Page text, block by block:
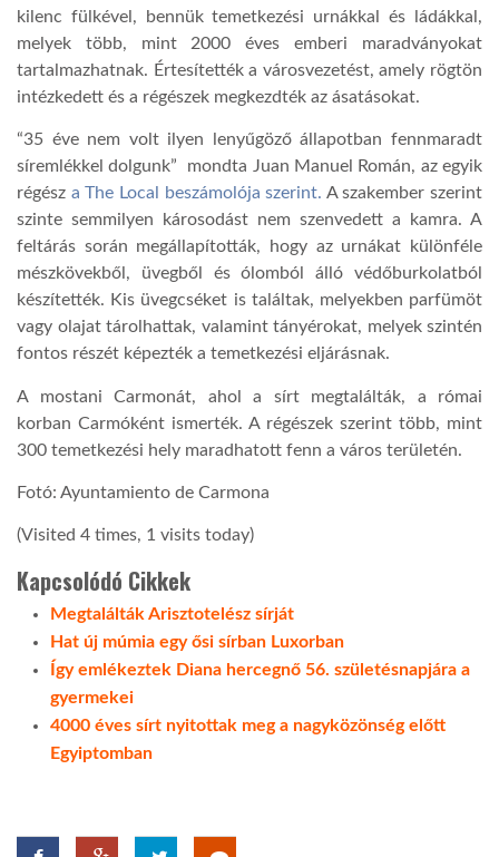
A NAP SZÉPE
LINKTR.EE
GLOBOZSARU
LATIMO.HU
GLOBOBOOK
kilenc fülkével, bennük temetkezési urnákkal és ládákkal,
melyek több, mint 2000 éves emberi maradványokat
tartalmazhatnak. Értesítették a városvezetést, amely rögtön
intézkedett és a régészek megkezdték az ásatásokat.
“35 éve nem volt ilyen lenyűgöző állapotban fennmaradt
síremlékkel dolgunk” mondta Juan Manuel Román, az egyik
régész a The Local beszámolója szerint. A szakember szerint
szinte semmilyen károsodást nem szenvedett a kamra. A
feltárás során megállapították, hogy az urnákat különféle
mészkövekből, üvegből és ólomból álló védőburkolatból
készítették. Kis üvegcséket is találtak, melyekben parfümöt
vagy olajat tárolhattak, valamint tányérokat, melyek szintén
fontos részét képezték a temetkezési eljárásnak.
A mostani Carmonát, ahol a sírt megtalálták, a római
korban Carmóként ismerték. A régészek szerint több, mint
300 temetkezési hely maradhatott fenn a város területén.
Fotó: Ayuntamiento de Carmona
(Visited 4 times, 1 visits today)
Kapcsolódó Cikkek
Megtalálták Arisztotelész sírját
Hat új múmia egy ősi sírban Luxorban
Így emlékeztek Diana hercegnő 56. születésnapjára a
gyermekei
4000 éves sírt nyitottak meg a nagyközönség előtt
Egyiptomban